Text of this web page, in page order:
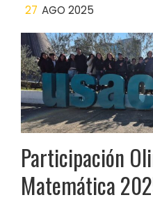
27 AGO 2025
Participación
Matemática